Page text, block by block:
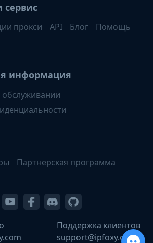
сервис
прокси API Блог
Помощь
информация
Партнерская программа
Поддержка клиентов
support@ipfoxy.com